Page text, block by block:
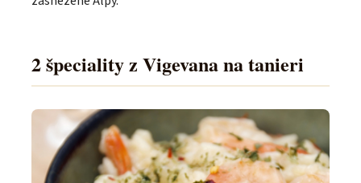
2 špeciality z Vigevana na tanieri